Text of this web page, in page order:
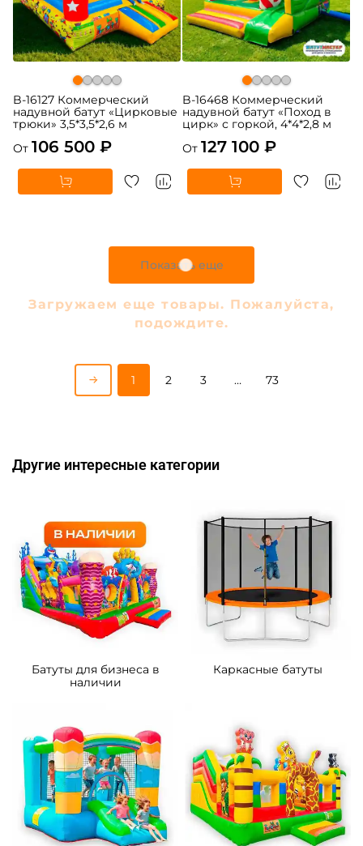
B-16127 Коммерческий
надувной батут «Цирковые
трюки» 3,5*3,5*2,6 м
От 106 500 ₽
B-16468 Коммерческий
надувной батут «Поход в
цирк» с горкой, 4*4*2,8 м
От 127 100 ₽
От 306 900 ₽
От 447 900 ₽
В НАЛИЧИИ
B-16438 Коммерческий
надувной батут «Тигриная
страна 4», 9*5*5 м
От 287 300 ₽
B-16128 Коммерческий
надувной батут «Мини
джунгли» с горкой, 4*3,5*2,6
м.
От
90 500 ₽